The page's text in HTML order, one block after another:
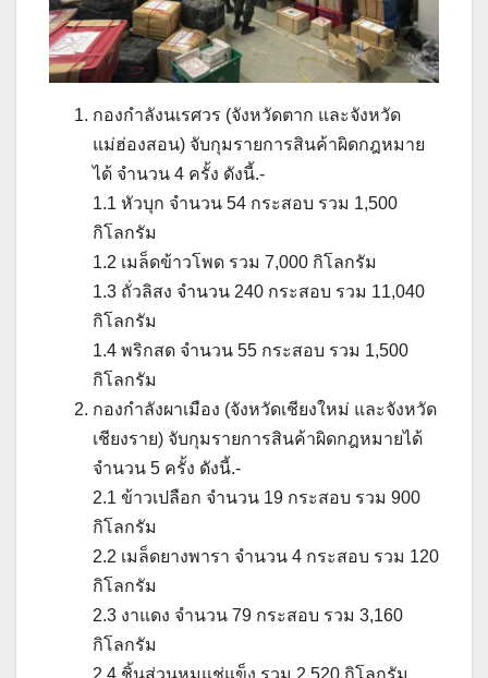
กองกำลังนเรศวร (จังหวัดตาก และจังหวัด
แม่ฮ่องสอน) จับกุมรายการสินค้าผิดกฎหมาย
ได้ จำนวน 4 ครั้ง ดังนี้.-
1.1 หัวบุก จำนวน 54 กระสอบ รวม 1,500
กิโลกรัม
1.2 เมล็ดข้าวโพด รวม 7,000 กิโลกรัม
1.3 ถั่วลิสง จำนวน 240 กระสอบ รวม 11,040
กิโลกรัม
1.4 พริกสด จำนวน 55 กระสอบ รวม 1,500
กิโลกรัม
กองกำลังผาเมือง (จังหวัดเชียงใหม่ และจังหวัด
เชียงราย) จับกุมรายการสินค้าผิดกฎหมายได้
จำนวน 5 ครั้ง ดังนี้.-
2.1 ข้าวเปลือก จำนวน 19 กระสอบ รวม 900
กิโลกรัม
2.2 เมล็ดยางพารา จำนวน 4 กระสอบ รวม 120
กิโลกรัม
2.3 งาแดง จำนวน 79 กระสอบ รวม 3,160
กิโลกรัม